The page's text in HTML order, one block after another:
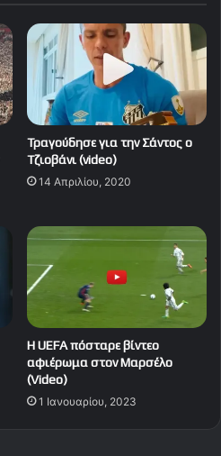
Τραγούδησε για την Σάντος ο
Τζιοβάνι (video)
14 Απριλίου, 2020
H UEFA πόσταρε βίντεο
αφιέρωμα στον Μαρσέλο
(Video)
1 Ιανουαρίου, 2023